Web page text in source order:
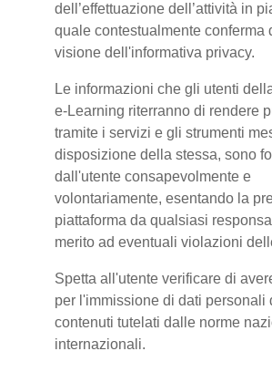
dell’effettuazione dell’attività in
quale contestualmente conferma
visione dell'informativa privacy.
Le informazioni che gli utenti
e-Learning riterranno di rendere
tramite i servizi e gli strumenti
disposizione della stessa, sono
dall'utente consapevolmente e
volontariamente, esentando la
piattaforma da qualsiasi
merito ad eventuali violazioni
Spetta all'utente verificare di
per l'immissione di dati personali
contenuti tutelati dalle norme
internazionali.